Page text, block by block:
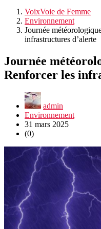
VoixVoie de Femme
Environnement
Journée
infrastructures d’alerte
Journée
Renforcer les
admin
Environnement
31 mars 2025
(0)